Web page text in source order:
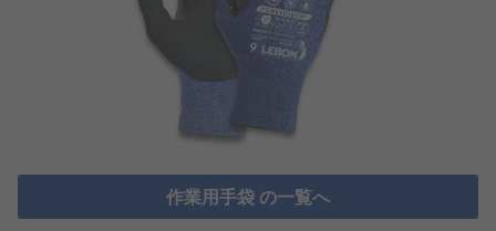
作業用手袋 の一覧へ